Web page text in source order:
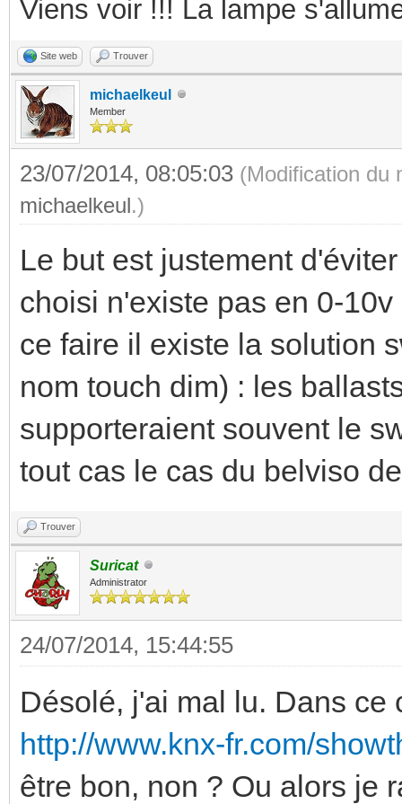
Viens voir !!! La lampe
Site web Trouver
michaelkeul
Member
23/07/2014, 08:05:03 (Modification du
michaelkeul.)
Le but est justement
choisi n'existe pas en 0-
ce faire il existe la solution
nom touch dim) : les
supporteraient souvent le
tout cas le cas du belviso
Trouver
Suricat
Administrator
24/07/2014, 15:44:55
Désolé, j'ai mal lu. Dans ce
http://www.knx-fr.com/
être bon, non ? Ou alors je